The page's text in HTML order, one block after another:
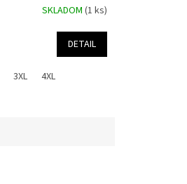
SKLADOM (1 ks)
DETAIL
3XL 4XL